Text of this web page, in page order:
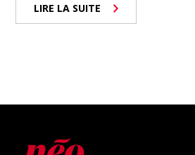
LIRE LA SUITE